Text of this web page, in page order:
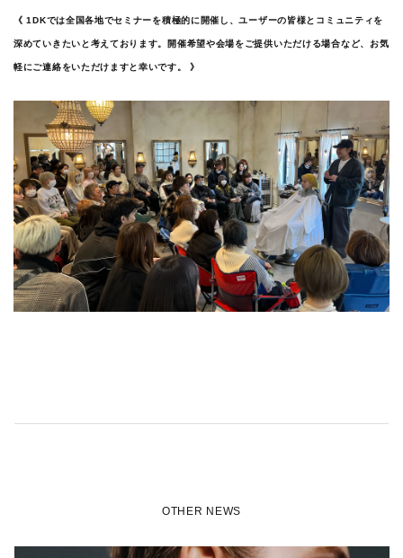
《 1DKでは全国各地でセミナーを積極的に開催し、ユーザーの皆様とコミュニティを
深めていきたいと考えております。開催希望や会場をご提供いただける場合など、お気
軽にご連絡をいただけますと幸いです。 》
OTHER NEWS